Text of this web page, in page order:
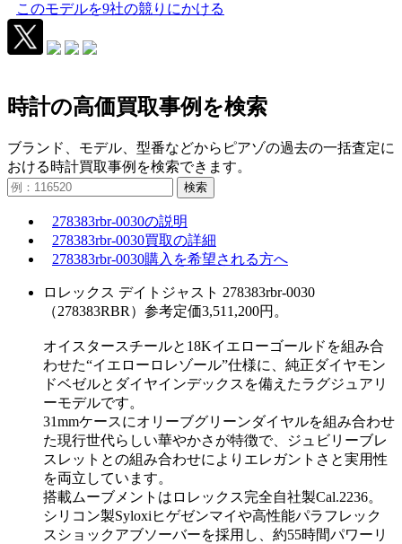
このモデルを9社の競りにかける
時計の高価買取事例を検索
ブランド、モデル、型番などからピアゾの過去の一括査定に
おける時計買取事例を検索できます。
検索
278383rbr-0030の説明
278383rbr-0030買取の詳細
278383rbr-0030購入を希望される方へ
ロレックス デイトジャスト 278383rbr-0030
（278383RBR）参考定価3,511,200円。
オイスタースチールと18Kイエローゴールドを組み合
わせた“イエローロレゾール”仕様に、純正ダイヤモン
ドベゼルとダイヤインデックスを備えたラグジュアリ
ーモデルです。
31mmケースにオリーブグリーンダイヤルを組み合わせ
た現行世代らしい華やかさが特徴で、ジュビリーブレ
スレットとの組み合わせによりエレガントさと実用性
を両立しています。
搭載ムーブメントはロレックス完全自社製Cal.2236。
シリコン製Syloxiヒゲゼンマイや高性能パラフレック
スショックアブソーバーを採用し、約55時間パワーリ